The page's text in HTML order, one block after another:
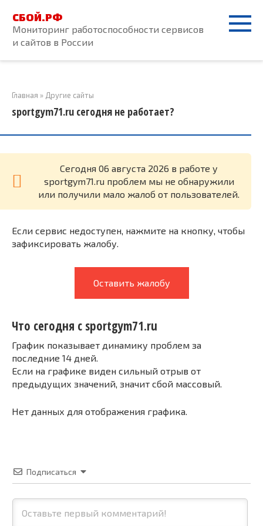
контенту
СБОЙ.РФ
Мониторинг работоспособности сервисов
и сайтов в России
Главная » Другие сайты
sportgym71.ru сегодня не работает?
Cегодня 06 августа 2026 в работе у
sportgym71.ru проблем мы не обнаружили
или получили мало жалоб от пользователей.
Если сервис недоступен, нажмите на кнопку, чтобы
зафиксировать жалобу.
Оставить жалобу
Что сегодня с sportgym71.ru
График показывает динамику проблем за
последние 14 дней.
Если на графике виден сильный отрыв от
предыдущих значений, значит сбой массовый.
Нет данных для отображения графика.
Подписаться